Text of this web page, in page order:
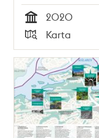
Tid
2020
Typ
Karta